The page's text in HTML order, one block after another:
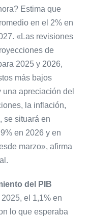
Estima que
en el 2% en
«Las revisiones
de
2025 y 2026,
más bajos
apreciación del
la inflación,
se situará en
en 2026 y en
marzo», afirma
del PIB
el 1,1% en
lo que esperaba